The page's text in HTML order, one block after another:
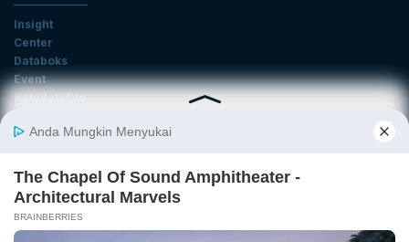
Insight
Center
Databoks
Event
KatadataOto
Email